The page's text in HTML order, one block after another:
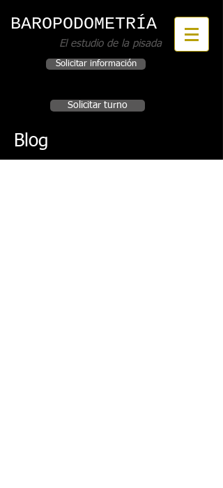
BAROPODOMETRÍA
El estudio de la pisada
Solicitar información
Solicitar turno
Blog